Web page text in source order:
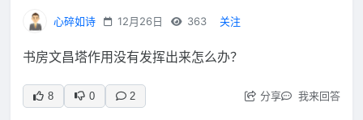
心碎如诗 12月26日 363 关注
书房文昌塔作用没有发挥出来怎么办？
8 0 2 分享 我来回答